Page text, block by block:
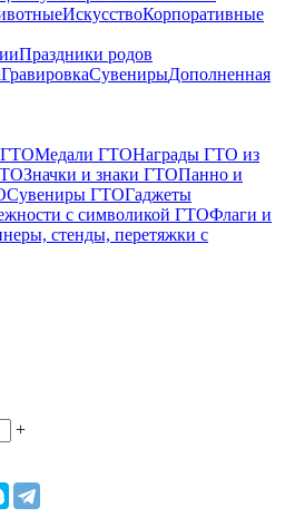
ИскусствоКорпоративные
Праздники родов
ГравировкаСувенирыДополненная
ГТОМедали ГТОНаграды ГТО из
Значки и знаки ГТОПанно и
Сувениры ГТОГаджеты
с символикой ГТОФлаги и
стенды, перетяжки с
+